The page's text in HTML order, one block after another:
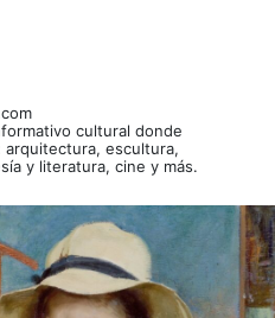
cultural donde
escultura,
y literatura, cine y más.